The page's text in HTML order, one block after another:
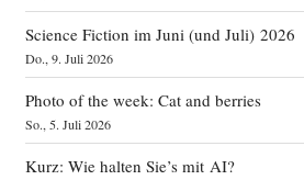
Science Fiction im Juni (und Juli) 2026
Do., 9. Juli 2026
Photo of the week: Cat and berries
So., 5. Juli 2026
Kurz: Wie halten Sie’s mit AI?